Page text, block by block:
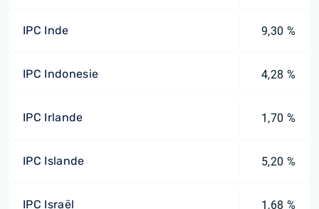
IPC Inde 9,30 %
IPC Indonesie 4,28 %
IPC Irlande 1,70 %
IPC Islande 5,20 %
IPC Israël 1,68 %